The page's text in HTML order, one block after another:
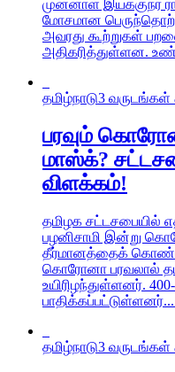
முன்னாள் இயக்குநர்
மோசமான
அவரது கூற்றுகள்
அதிகரித்துள்ளன.
தமிழ்நாடு3 வருடங்கள்
பரவும்
மாஸ்க்?
விளக்கம்!
தமிழக சட்டசபையில்
பழனிசாமி இன்று
தீர்மானத்தைக்
கொரோனா பரவலால்
உயிரிழந்துள்ளனர்.
தமிழ்நாடு3 வருடங்கள்